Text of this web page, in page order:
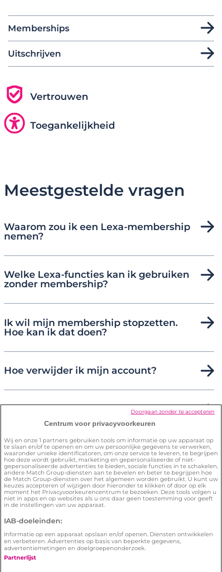
Memberships
Uitschrijven
Vertrouwen
Toegankelijkheid
Meestgestelde vragen
Waarom zou ik een Lexa-membership
nemen?
Welke Lexa-functies kan ik gebruiken
zonder membership?
Ik wil mijn membership stopzetten.
Hoe kan ik dat doen?
Hoe verwijder ik mijn account?
Hoe zorg ik ervoor dat ik de site veilig
kan gebruiken?
Algemene voorwaarden
Privacybeleid
Cookiebeleid
Illegale content melden
© 2026 by Lexa | Lexa is een
website.
E-mail adres:customercare@help.lexa.nl- Ingeschreven
in het Handelsregister onder nr. 58845895 - Adres:
Postbus 10813, 1001EV Amsterdam, Nederland
Centrum voor privacyvoorkeuren
Wij en onze 1 partners gebruiken tools om informatie op uw apparaat op
te slaan en/of te openen en om uw persoonlijke gegevens te verwerken,
waaronder unieke identificatoren, om onze service te leveren, te begrijpen
hoe deze wordt gebruikt, marketing en gepersonaliseerde of niet-
gepersonaliseerde advertenties te bieden, sociale functies in te schakelen,
andere Match Group-diensten aan te bevelen en beter te begrijpen hoe
de Match Group-diensten over het algemeen worden gebruikt. U kunt uw
keuzes accepteren of wijzigen door hieronder te klikken of door op elk
moment het Privacyvoorkeurencentrum te bezoeken. Deze tools volgen u
niet in apps en op websites als u ons daar geen toestemming voor geeft
in de instellingen van uw apparaat.
IAB-doeleinden:
Informatie op een apparaat opslaan en/of openen. Diensten ontwikkelen
en verbeteren. Advertenties op basis van beperkte gegevens,
advertentiemetingen en doelgroepenonderzoek.
Partnerlijst
Doorgaan zonder te accepteren